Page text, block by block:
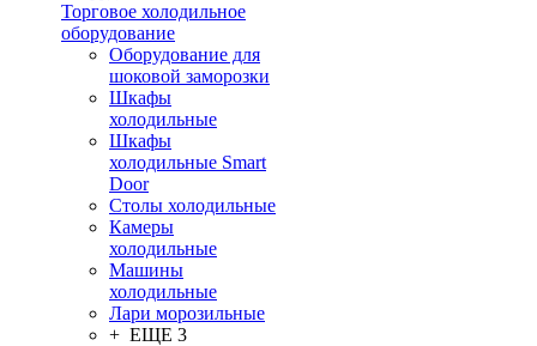
Торговое холодильное
оборудование
Оборудование для
шоковой заморозки
Шкафы
холодильные
Шкафы
холодильные Smart
Door
Столы холодильные
Камеры
холодильные
Машины
холодильные
Лари морозильные
+ ЕЩЕ 3